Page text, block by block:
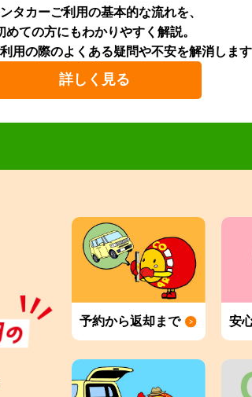
タカーご利用の基本的な流れを、
めての方にもわかりやすく解説。
用の際のよくある疑問や不安を解消します
詳しく見る
予約から返却まで 安